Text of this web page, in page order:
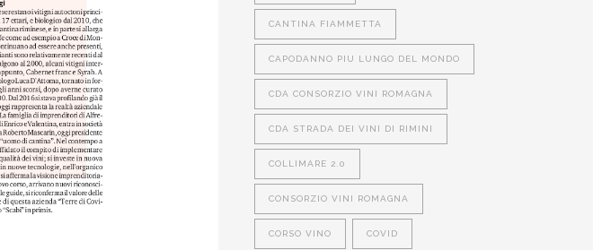
CANTINA FIAMMETTA
CAPODANNO PIU LUNGO DEL MONDO
CDA CONSORZIO VINI ROMAGNA
CDA STRADA DEI VINI DI RIMINI
COLLIMARE 2.0
CONSORZIO VINI ROMAGNA
CORSO VINO COVID